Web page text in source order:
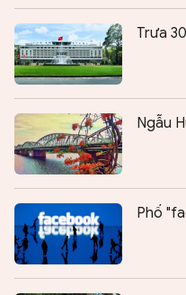
Trưa
Ngẫu
Phố